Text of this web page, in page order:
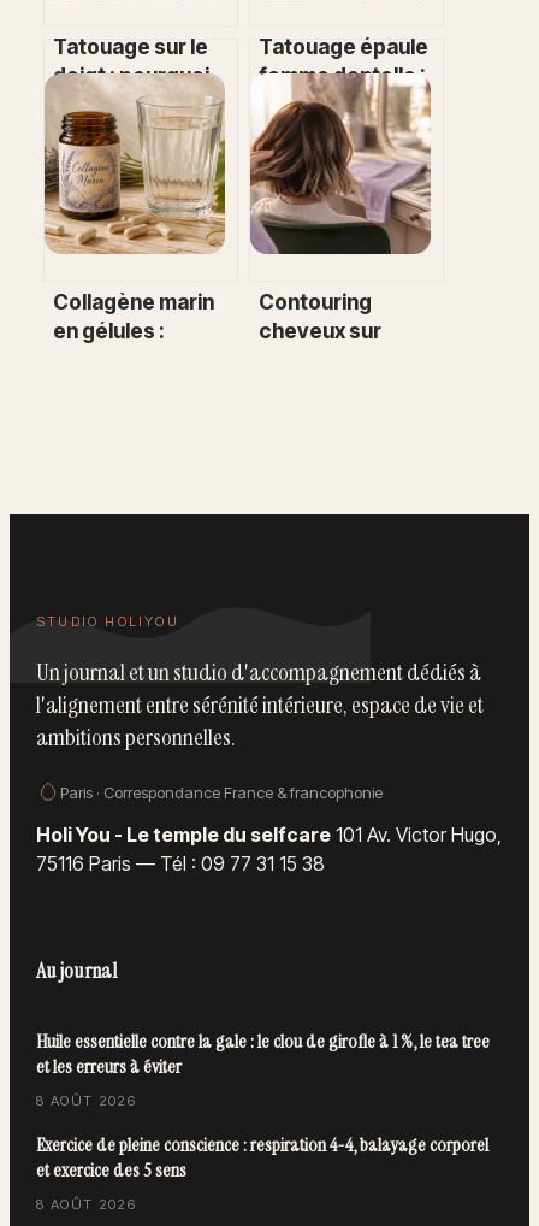
Tatouage sur le
doigt : pourquoi
votre motif risque
de s’effacer et
comment le
réussir
Tatouage épaule
femme dentelle :
3 secrets pour un
rendu ornemental
d’exception
Collagène marin
en gélules :
Contouring
cheveux sur
STUDIO HOLIYOU
Un journal et un studio d'accompagnement dédiés à
l'alignement entre sérénité intérieure, espace de vie et
ambitions personnelles.
Paris · Correspondance France & francophonie
Holi You - Le temple du selfcare 101 Av. Victor Hugo,
75116 Paris — Tél : 09 77 31 15 38
Au journal
Huile essentielle contre la gale : le clou de girofle à 1 %, le tea tree
et les erreurs à éviter
8 AOÛT 2026
Exercice de pleine conscience : respiration 4-4, balayage corporel
et exercice des 5 sens
8 AOÛT 2026